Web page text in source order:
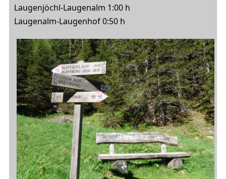
Laugenjöchl-Laugenalm 1:00 h
Laugenalm-Laugenhof 0:50 h